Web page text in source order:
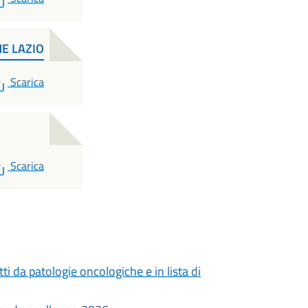
LAZIO
PDF
Scarica
PDF
Scarica
da patologie oncologiche e in lista di